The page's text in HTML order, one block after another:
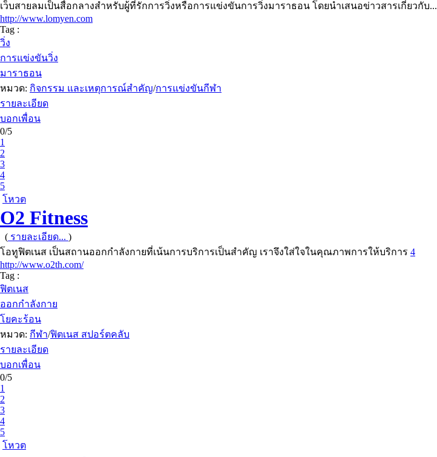
เว็บสายลมเป็นสื่อกลางสำหรับผู้ที่รักการวิ่งหรือการแข่งขันการวิ่งมาราธอน โดยนำเสนอข่าวสารเกี่ยวกับ...
http://www.lomyen.com
Tag :
วิ่ง
การแข่งขันวิ่ง
มาราธอน
หมวด: กิจกรรม และเหตุการณ์สำคัญ/การแข่งขันกีฬา
รายละเอียด
บอกเพื่อน
0/5
1
2
3
4
5
โหวต
O2 Fitness
( รายละเอียด... )
โอทูฟิตเนส เป็นสถานออกกำลังกายที่เน้นการบริการเป็นสำคัญ เราจึงใส่ใจในคุณภาพการให้บริการ 4
http://www.o2th.com/
Tag :
ฟิตเนส
ออกกำลังกาย
โยคะร้อน
หมวด: กีฬา/ฟิตเนส สปอร์ตคลับ
รายละเอียด
บอกเพื่อน
0/5
1
2
3
4
5
โหวต